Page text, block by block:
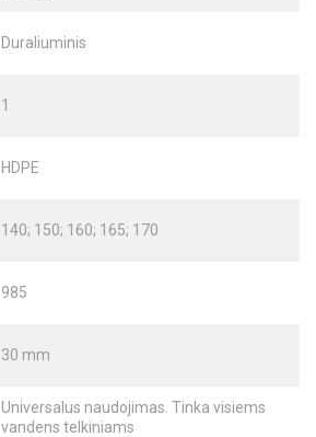
Duraliuminis
1
HDPE
140; 150; 160; 165; 170
985
30 mm
Universalus naudojimas. Tinka visiems
vandens telkiniams